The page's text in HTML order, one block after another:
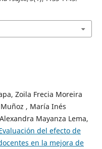
Zoila Frecia Moreira
, María Inés
Mayanza Lema,
del efecto de
en la mejora de